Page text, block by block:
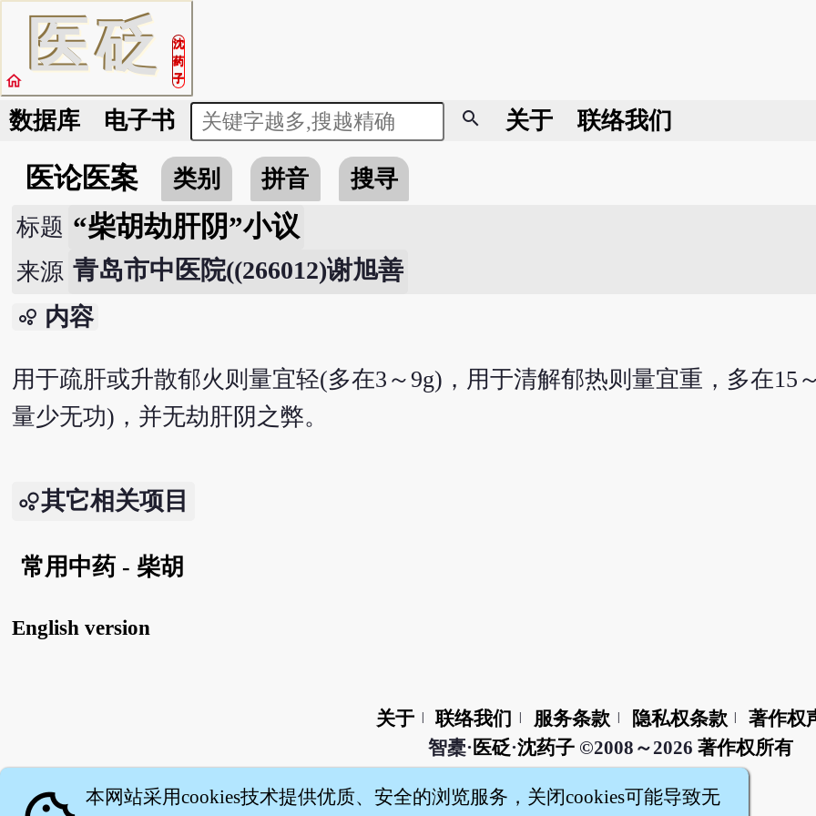
医砭
沈
药
子
home
数据库 电子书 search 关于 联络我们
医论医案 类别 拼音
搜寻
标题 “柴胡劫肝阴”小议
来源 青岛市中医院((266012)谢旭善
bubble_chart 内容
用于疏肝或升散郁火则量宜轻(多在3～9g)，用于清解郁热则量宜重，多在15
量少无功)，并无劫肝阴之弊。
其它相关项目
常用中药 - 柴胡
English version
关于 联络我们 服务条款 隐私权条款
著作权
智橐· 医砭·沈药子©2008～2026 著作权所有
本网站采用cookies技术提供优质、安全的浏览服务，关闭cookies可能导致无